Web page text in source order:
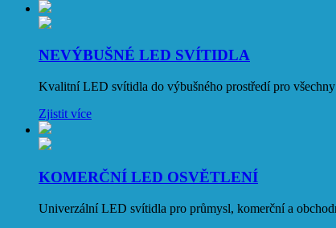
NEVÝBUŠNÉ LED SVÍTIDLA
Kvalitní LED svítidla do výbušného prostředí pro
Zjistit více
KOMERČNÍ LED OSVĚTLENÍ
Univerzální LED svítidla pro průmysl, komerční a